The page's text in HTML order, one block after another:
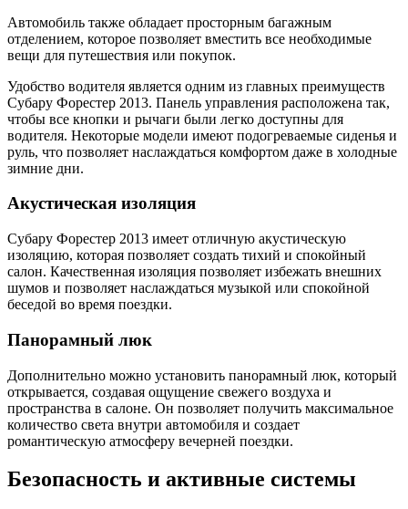
Автомобиль также обладает просторным багажным
отделением, которое позволяет вместить все необходимые
вещи для путешествия или покупок.
Удобство водителя является одним из главных преимуществ
Субару Форестер 2013. Панель управления расположена так,
чтобы все кнопки и рычаги были легко доступны для
водителя. Некоторые модели имеют подогреваемые сиденья и
руль, что позволяет наслаждаться комфортом даже в холодные
зимние дни.
Акустическая изоляция
Субару Форестер 2013 имеет отличную акустическую
изоляцию, которая позволяет создать тихий и спокойный
салон. Качественная изоляция позволяет избежать внешних
шумов и позволяет наслаждаться музыкой или спокойной
беседой во время поездки.
Панорамный люк
Дополнительно можно установить панорамный люк, который
открывается, создавая ощущение свежего воздуха и
пространства в салоне. Он позволяет получить максимальное
количество света внутри автомобиля и создает
романтическую атмосферу вечерней поездки.
Безопасность и активные системы